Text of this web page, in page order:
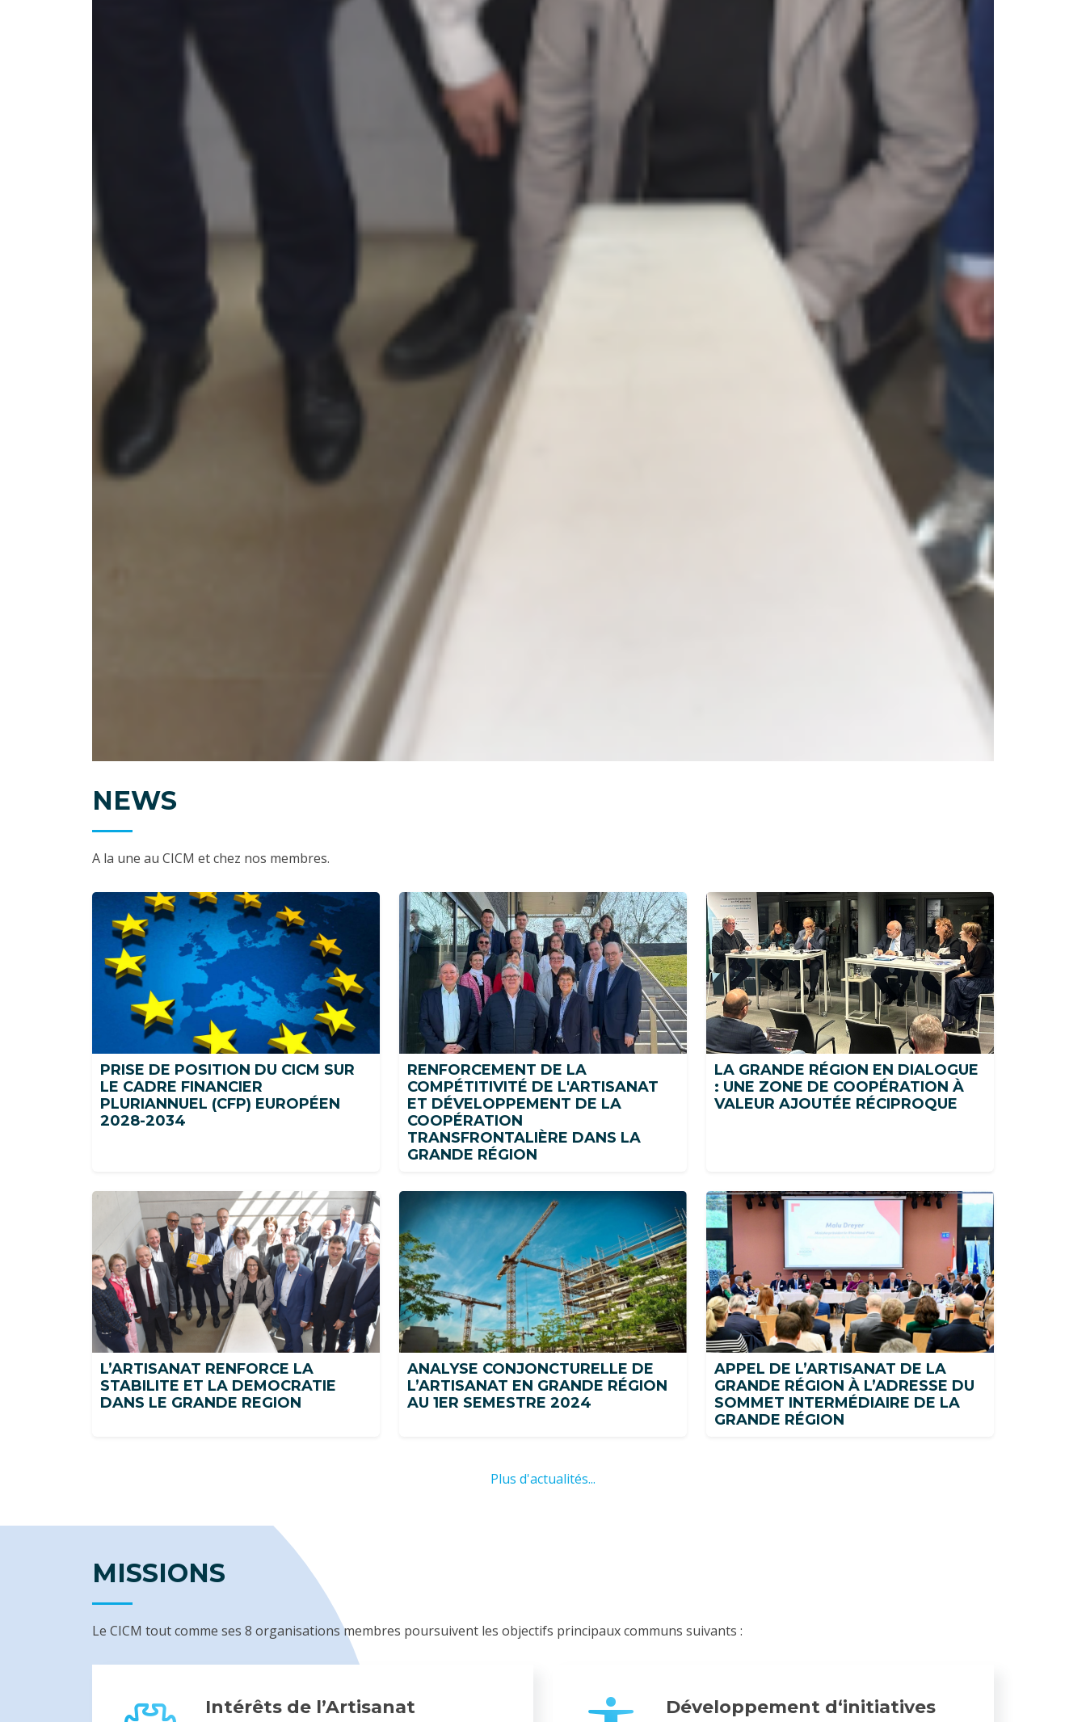
NEWS
A la une au CICM et chez nos membres.
PRISE DE POSITION DU CICM SUR
LE CADRE FINANCIER
PLURIANNUEL (CFP) EUROPÉEN
2028-2034
RENFORCEMENT DE LA
COMPÉTITIVITÉ DE L'ARTISANAT
ET DÉVELOPPEMENT DE LA
COOPÉRATION
TRANSFRONTALIÈRE DANS LA
GRANDE RÉGION
LA GRANDE RÉGION EN DIALOGUE
: UNE ZONE DE COOPÉRATION À
VALEUR AJOUTÉE RÉCIPROQUE
L’ARTISANAT RENFORCE LA
STABILITE ET LA DEMOCRATIE
DANS LE GRANDE REGION
ANALYSE CONJONCTURELLE DE
L’ARTISANAT EN GRANDE RÉGION
AU 1ER SEMESTRE 2024
APPEL DE L’ARTISANAT DE LA
GRANDE RÉGION À L’ADRESSE DU
SOMMET INTERMÉDIAIRE DE LA
GRANDE RÉGION
Plus d'actualités...
MISSIONS
Le CICM tout comme ses 8 organisations membres poursuivent les objectifs principaux communs suivants :
Intérêts de l’Artisanat Développement d‘initiatives